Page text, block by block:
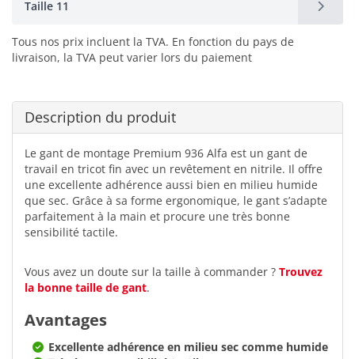
Taille 11
Tous nos prix incluent la TVA. En fonction du pays de
livraison, la TVA peut varier lors du paiement
Description du produit
Le gant de montage Premium 936 Alfa est un gant de
travail en tricot fin avec un revêtement en nitrile. Il offre
une excellente adhérence aussi bien en milieu humide
que sec. Grâce à sa forme ergonomique, le gant s’adapte
parfaitement à la main et procure une très bonne
sensibilité tactile.
Vous avez un doute sur la taille à commander ? Trouvez
la bonne taille de gant.
Avantages
Excellente adhérence en milieu sec comme humide